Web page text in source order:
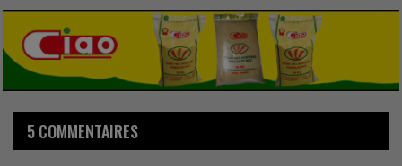
5 COMMENTAIRES